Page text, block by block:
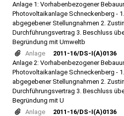
Anlage 1: Vorhabenbezogener
Photovoltaikanlage Schneckenberg -
abgegebener Stellungnahmen 2.
Durchführungsvertrag 3. Beschluss
Begründung mit Umweltb
Anlage
2011-16/DS-I(A)0136
Anlage 2: Vorhabenbezogener
Photovoltaikanlage Schneckenberg -
abgegebener Stellungnahmen 2.
Durchführungsvertrag 3. Beschluss
Begründung mit U
Anlage
2011-16/DS-I(A)0136